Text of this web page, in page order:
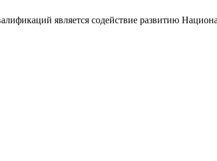
является содействие развитию